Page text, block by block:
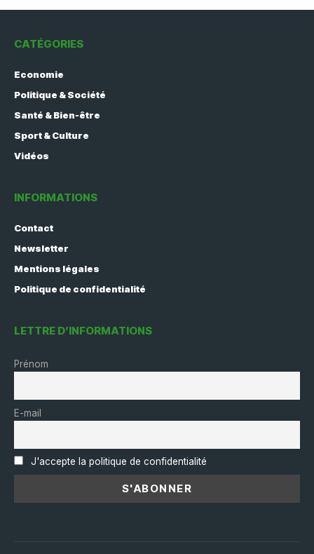
CATÉGORIES
Economie
Politique & Société
Santé & Bien-être
Sport & Culture
Vidéos
INFORMATIONS
Contact
Newsletter
Mentions légales
Politique de confidentialité
LETTRE D’INFORMATIONS
Prénom
E-mail
J'accepte la politique de confidentialité